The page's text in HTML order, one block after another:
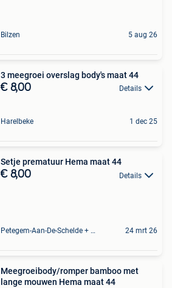
Bilzen 5 aug 26
3 meegroei overslag body's maat 44
€ 8,00 Details
Harelbeke 1 dec 25
Setje prematuur Hema maat 44
€ 8,00 Details
Petegem-Aan-De-Schelde + Deel Van Oudenaarde 24 mrt 26
Meegroeibody/romper bamboo met
lange mouwen Hema maat 44